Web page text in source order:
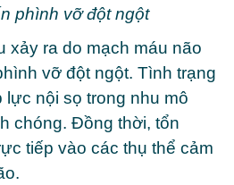
phình vỡ đột ngột
xảy ra do mạch máu não
vỡ đột ngột. Tình trạng
lực nội sọ trong nhu mô
chóng. Đồng thời, tổn
tiếp vào các thụ thể cảm